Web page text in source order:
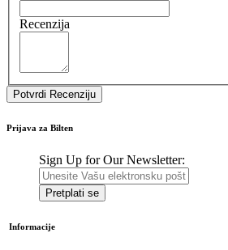
Recenzija
Potvrdi Recenziju
Prijava za Bilten
Sign Up for Our Newsletter:
Pretplati se
Informacije